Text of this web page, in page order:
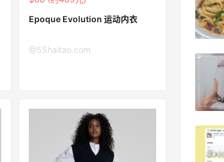
Epoque Evolution 运动内衣
@55haitao.com
iHerb怎样凑单实付金额既能免关税又能